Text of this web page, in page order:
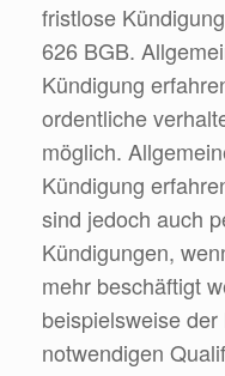
fristlose
626 BGB.
Kündigung
ordentliche
möglich.
Kündigung
sind jedoch auch
Kündigungen,
mehr beschäftigt
beispielsweise
notwendigen